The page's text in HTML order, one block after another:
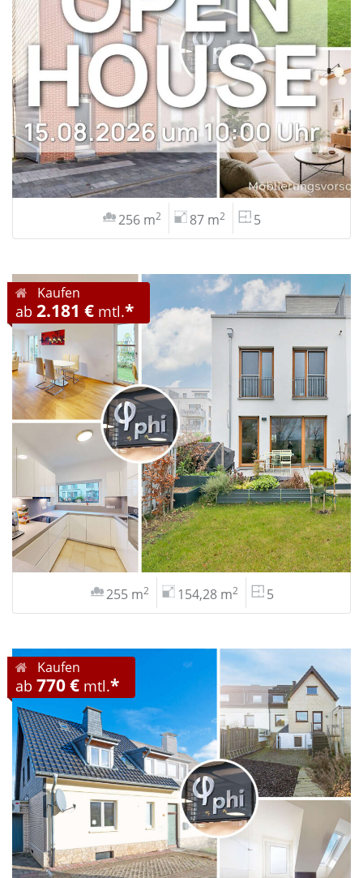
256 m2 87 m2 5
Kaufen
ab 2.181 € mtl.*
255 m2 154,28 m2 5
Kaufen
ab 770 € mtl.*